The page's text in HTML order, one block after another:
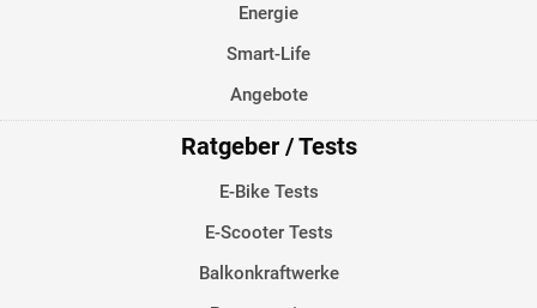
Energie
Smart-Life
Angebote
Ratgeber / Tests
E-Bike Tests
E-Scooter Tests
Balkonkraftwerke